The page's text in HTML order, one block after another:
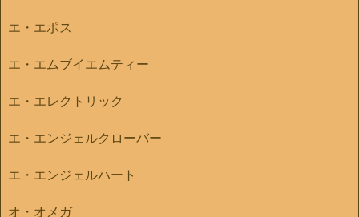
エ・エポス
エ・エムブイエムティー
エ・エレクトリック
エ・エンジェルクローバー
エ・エンジェルハート
オ・オメガ